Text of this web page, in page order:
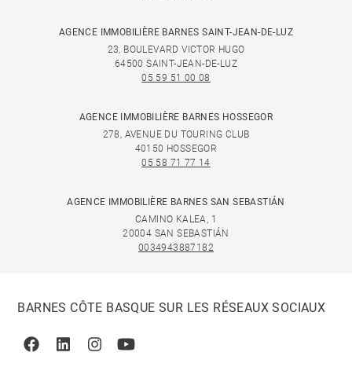
AGENCE IMMOBILIÈRE BARNES SAINT-JEAN-DE-LUZ
23, BOULEVARD VICTOR HUGO
64500 SAINT-JEAN-DE-LUZ
05 59 51 00 08
AGENCE IMMOBILIÈRE BARNES HOSSEGOR
278, AVENUE DU TOURING CLUB
40150 HOSSEGOR
05 58 71 77 14
AGENCE IMMOBILIÈRE BARNES SAN SEBASTIÁN
CAMINO KALEA, 1
20004 SAN SEBASTIÁN
0034943887182
BARNES CÔTE BASQUE SUR LES RÉSEAUX SOCIAUX
FacebookLinkedinInstagramYoutube